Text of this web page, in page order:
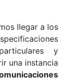
llegar a los
y
una instancia